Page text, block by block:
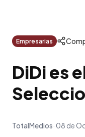
Empresarias
DiDi es
TotalMedios 08 de